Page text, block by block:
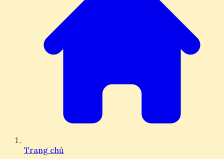
Trang chủ